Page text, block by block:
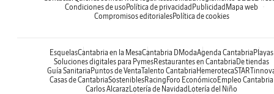
Condiciones de usoPolítica de privacidadPublicidadMapa web
Compromisos editorialesPolítica de cookies
EsquelasCantabria en la MesaCantabria DModaAgenda CantabriaPlayas
Soluciones digitales para PymesRestaurantes en CantabriaDe tiendas
Guía SanitariaPuntos de VentaTalento CantabriaHemeroteca
Casas de CantabriaSosteniblesRacingForo EconómicoEmpleo Cantabria
Carlos AlcarazLotería de NavidadLotería del Niño